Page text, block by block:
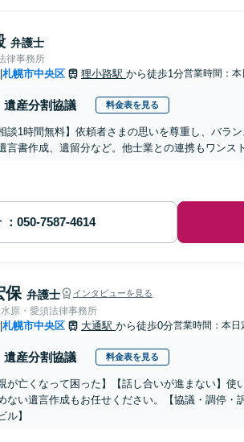
弁護士
律事務所
札幌市中央区 狸小路駅 から徒歩1分営業時間：本
遺産分割協議 料金表を見る
相談1時間無料】依頼者さまの思いを尊重し、バラ
言書作成、遺留分など。他士業との連携もワンス
保 弁護士 インタビューを見る
原・愛須法律事務所
札幌市中央区 大通駅 から徒歩0分営業時間：本日
遺産分割協議 料金表を見る
親が亡くなって困った】【話し合いが進まない】
ない遺言作成もお任せください。【協議・調停
ル】